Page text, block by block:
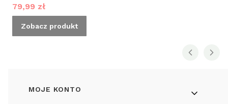
Cena promocyjna
79,99 zł
Zobacz produkt
Linki w stopce
MOJE KONTO